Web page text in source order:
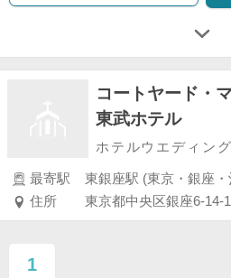
コートヤード・
東武ホテル
ホテルウエディング
最寄駅
住所
東京都中央区銀座6-14-
1